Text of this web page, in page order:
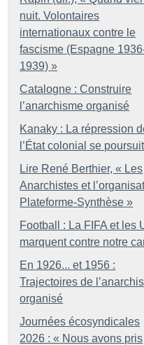
nuit. Volontaires
internationaux contre le
fascisme (Espagne
1939) »
Catalogne : Construire
l’anarchisme organisé
Kanaky : La répression
l’État colonial se poursuit
Lire René Berthier, « Les
Anarchistes et
Plateforme-Synthèse »
Football : La FIFA et les
marquent contre notre
En 1926... et 1956 :
Trajectoires de
organisé
Journées écosyndicales
2026 : « Nous avons pris